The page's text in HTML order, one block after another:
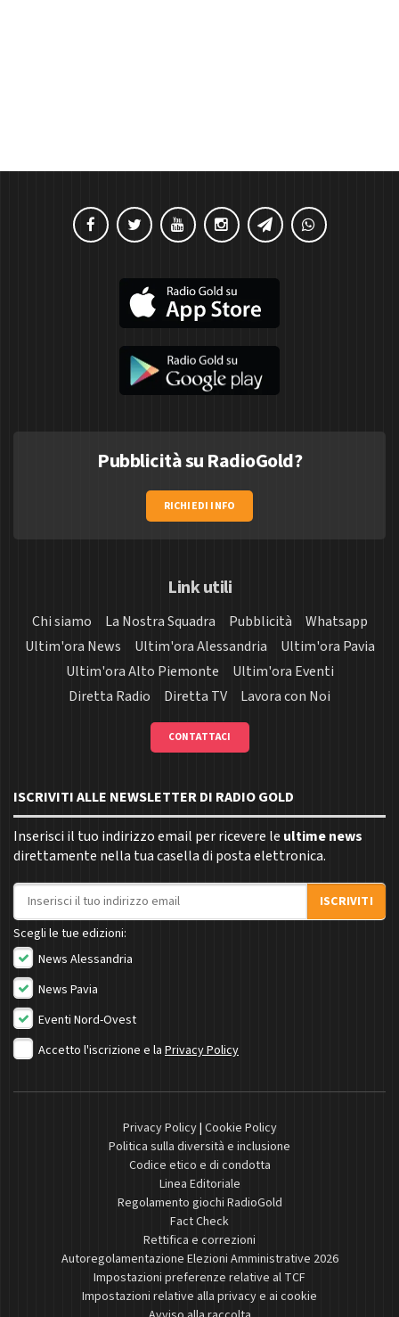
Pubblicità su RadioGold?
RICHIEDI INFO
Link utili
Chi siamo La Nostra Squadra Pubblicità
Whatsapp
Ultim'ora News
Ultim'ora Alessandria
Ultim'ora Pavia
Ultim'ora Alto Piemonte
Ultim'ora Eventi
Diretta Radio
Diretta TV Lavora con Noi
CONTATTACI
ISCRIVITI ALLE NEWSLETTER DI RADIO GOLD
Inserisci il tuo indirizzo email per ricevere le ultime news
direttamente nella tua casella di posta elettronica.
Indirizzo email
ISCRIVITI
Scegli le tue edizioni:
News Alessandria
News Pavia
Eventi Nord-Ovest
Accetto l'iscrizione e la Privacy Policy
Privacy Policy| Cookie Policy
Politica sulla diversità e inclusione
Codice etico e di condotta
Linea Editoriale
Regolamento giochi RadioGold
Fact Check
Rettifica e correzioni
Autoregolamentazione Elezioni Amministrative 2026
Impostazioni preferenze relative al TCF
Impostazioni relative alla privacy e ai cookie